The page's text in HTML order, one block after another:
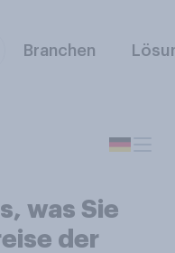
Branchen
was Sie
der